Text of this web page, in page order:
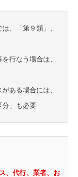
、「第９類」、
行なう場合は、
ある場合には、
分」も必要
、代行、業者、お